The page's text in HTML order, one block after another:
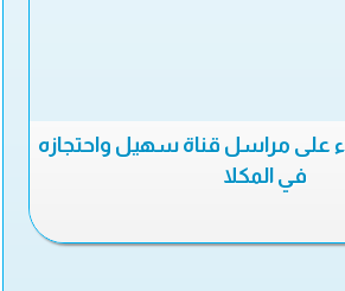
على مراسل قناة سهيل واحتجازه
في المكلا